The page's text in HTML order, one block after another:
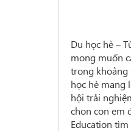
Du học hè –
mong muốn
trong khoảng
học hè mang
hội trải
chon con em
Education